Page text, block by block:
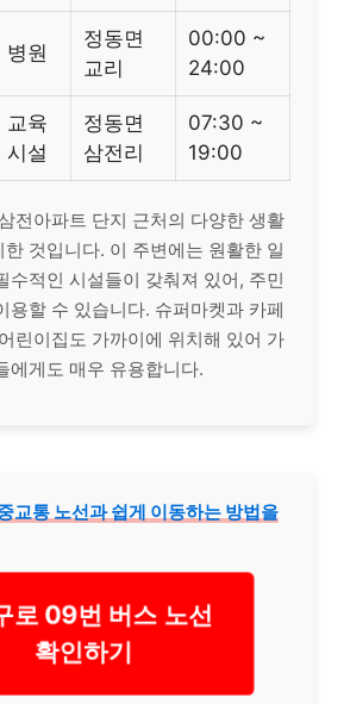
병원
정동면
교리
00:00 ~
24:00
교육
시설
정동면
삼전리
07:30 ~
19:00
전아파트 단지 근처의 다양한 생활
것입니다. 이 주변에는 원활한 일
수적인 시설들이 갖춰져 있어, 주민
용할 수 있습니다. 슈퍼마켓과 카페
린이집도 가까이에 위치해 있어 가
에게도 매우 유용합니다.
교통 노선과 쉽게 이동하는 방법을
09번 버스 노선
확인하기